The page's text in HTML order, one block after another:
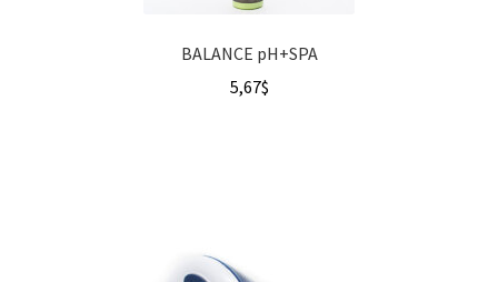
BALANCE pH+SPA
5,67$